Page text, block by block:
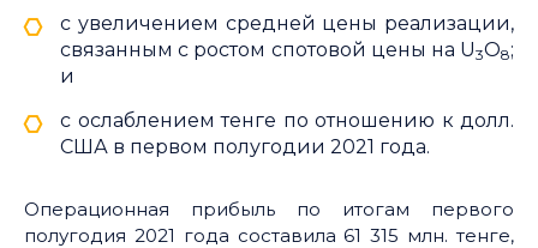
с увеличением средней цены реализации,
связанным с ростом спотовой цены на U3O8;
и
с ослаблением тенге по отношению к долл.
США в первом полугодии 2021 года.
Операционная прибыль по итогам первого
полугодия 2021 года составила 61 315 млн. тенге,